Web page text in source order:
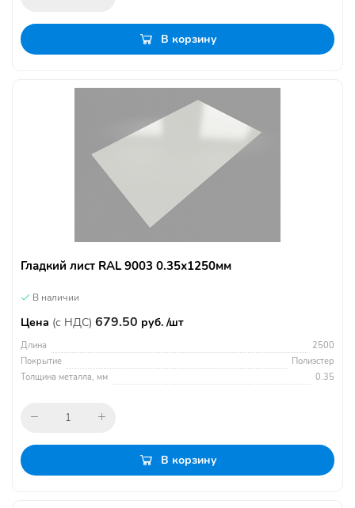
В корзину
Гладкий лист RAL 9003 0.35х1250мм
В наличии
Цена (с НДС) 679.50 руб. /шт
Длина
2500
Покрытие
Полиэстер
Толщина металла, мм
0.35
В корзину